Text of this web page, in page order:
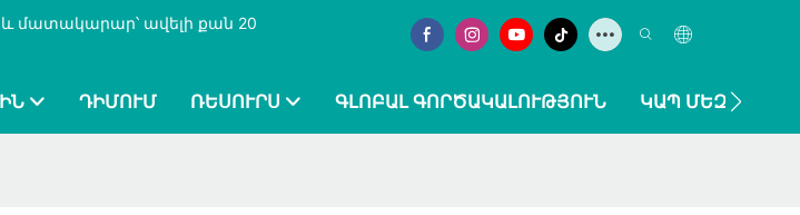
և մատակարար՝ ավելի քան 20
ԴԻՄՈՒՄ ՌԵՍՈՒՐՍ ԳԼՈԲԱԼ ԳՈՐԾԱԿԱԼՈՒԹՅՈՒՆ ԿԱՊ ՄԵԶ ՀԵՏ